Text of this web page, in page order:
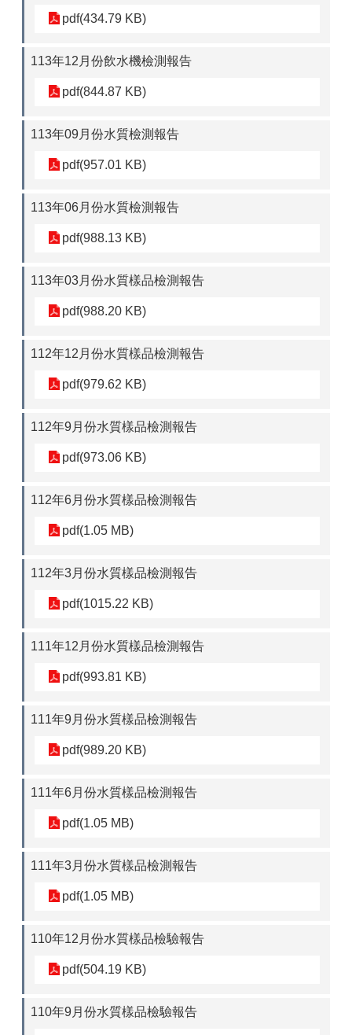
pdf(434.79 KB)
113年12月份飲水機檢測報告
pdf(844.87 KB)
113年09月份水質檢測報告
pdf(957.01 KB)
113年06月份水質檢測報告
pdf(988.13 KB)
113年03月份水質樣品檢測報告
pdf(988.20 KB)
112年12月份水質樣品檢測報告
pdf(979.62 KB)
112年9月份水質樣品檢測報告
pdf(973.06 KB)
112年6月份水質樣品檢測報告
pdf(1.05 MB)
112年3月份水質樣品檢測報告
pdf(1015.22 KB)
111年12月份水質樣品檢測報告
pdf(993.81 KB)
111年9月份水質樣品檢測報告
pdf(989.20 KB)
111年6月份水質樣品檢測報告
pdf(1.05 MB)
111年3月份水質樣品檢測報告
pdf(1.05 MB)
110年12月份水質樣品檢驗報告
pdf(504.19 KB)
110年9月份水質樣品檢驗報告